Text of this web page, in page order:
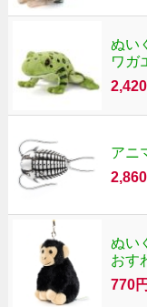
ぬい
ワガ
アニ
ぬい
おす
770円